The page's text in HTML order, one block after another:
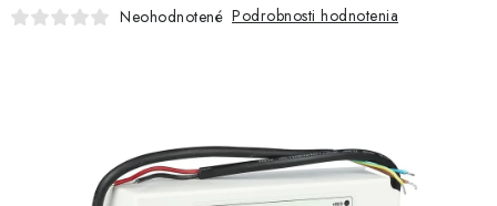
VENTILÁTORY
Neohodnotené Podrobnosti hodnotenia